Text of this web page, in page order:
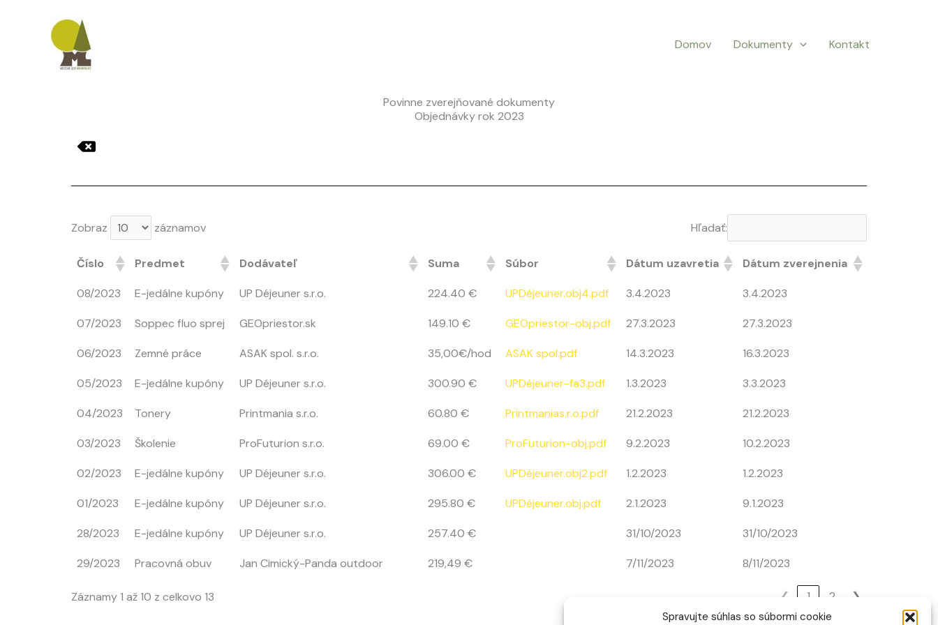
Spravujte súhlas so súbormi cookie
Domov Dokumenty Kontakt
Povinne zverejňované dokumenty
Objednávky rok 2023
Zobraz záznamov Hľadať:
Číslo Predmet Dodávateľ Suma Súbor Dátum uzavretia Dátum zverejnenia
08/2023 E-jedálne kupóny UP Déjeuner s.r.o. 224.40 € UPDéjeuner.obj4.pdf 3.4.2023 3.4.2023
07/2023 Soppec fluo sprej GEOpriestor.sk 149.10 € GEOpriestor-obj.pdf 27.3.2023 27.3.2023
06/2023 Zemné práce ASAK spol. s.r.o. 35,00€/hod ASAK spol.pdf 14.3.2023 16.3.2023
05/2023 E-jedálne kupóny UP Déjeuner s.r.o. 300.90 € UPDéjeuner-fa3.pdf 1.3.2023 3.3.2023
04/2023 Tonery Printmania s.r.o. 60.80 € Printmanias.r.o.pdf 21.2.2023 21.2.2023
03/2023 Školenie ProFuturion s.r.o. 69.00 € ProFuturion-obj.pdf 9.2.2023 10.2.2023
02/2023 E-jedálne kupóny UP Déjeuner s.r.o. 306.00 € UPDéjeuner.obj2.pdf 1.2.2023 1.2.2023
01/2023 E-jedálne kupóny UP Déjeuner s.r.o. 295.80 € UPDéjeuner.obj.pdf 2.1.2023 9.1.2023
28/2023 E-jedálne kupóny UP Déjeuner s.r.o. 257.40 € 31/10/2023 31/10/2023
29/2023 Pracovná obuv Jan Cimický-Panda outdoor 219,49 € 7/11/2023 8/11/2023
Záznamy 1 až 10 z celkovo 13 ❮ 1 2 ❯